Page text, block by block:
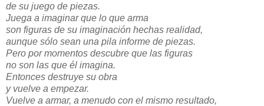
de su juego de piezas.
Juega a imaginar que lo que arma
son figuras de su imaginación hechas realidad,
aunque sólo sean una pila informe de piezas.
Pero por momentos descubre que las figuras
no son las que él imagina.
Entonces destruye su obra
y vuelve a empezar.
Vuelve a armar, a menudo con el mismo resultado,